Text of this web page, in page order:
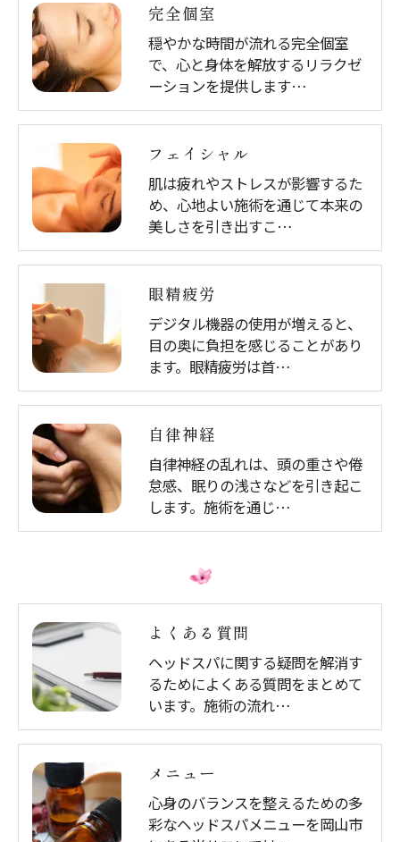
完全個室
穏やかな時間が流れる完全個室
で、心と身体を解放するリラクゼ
ーションを提供します…
フェイシャル
肌は疲れやストレスが影響するた
め、心地よい施術を通じて本来の
美しさを引き出すこ…
眼精疲労
デジタル機器の使用が増えると、
目の奥に負担を感じることがあり
ます。眼精疲労は首…
自律神経
自律神経の乱れは、頭の重さや倦
怠感、眠りの浅さなどを引き起こ
します。施術を通じ…
よくある質問
ヘッドスパに関する疑問を解消す
るためによくある質問をまとめて
います。施術の流れ…
メニュー
心身のバランスを整えるための多
彩なヘッドスパメニューを岡山市